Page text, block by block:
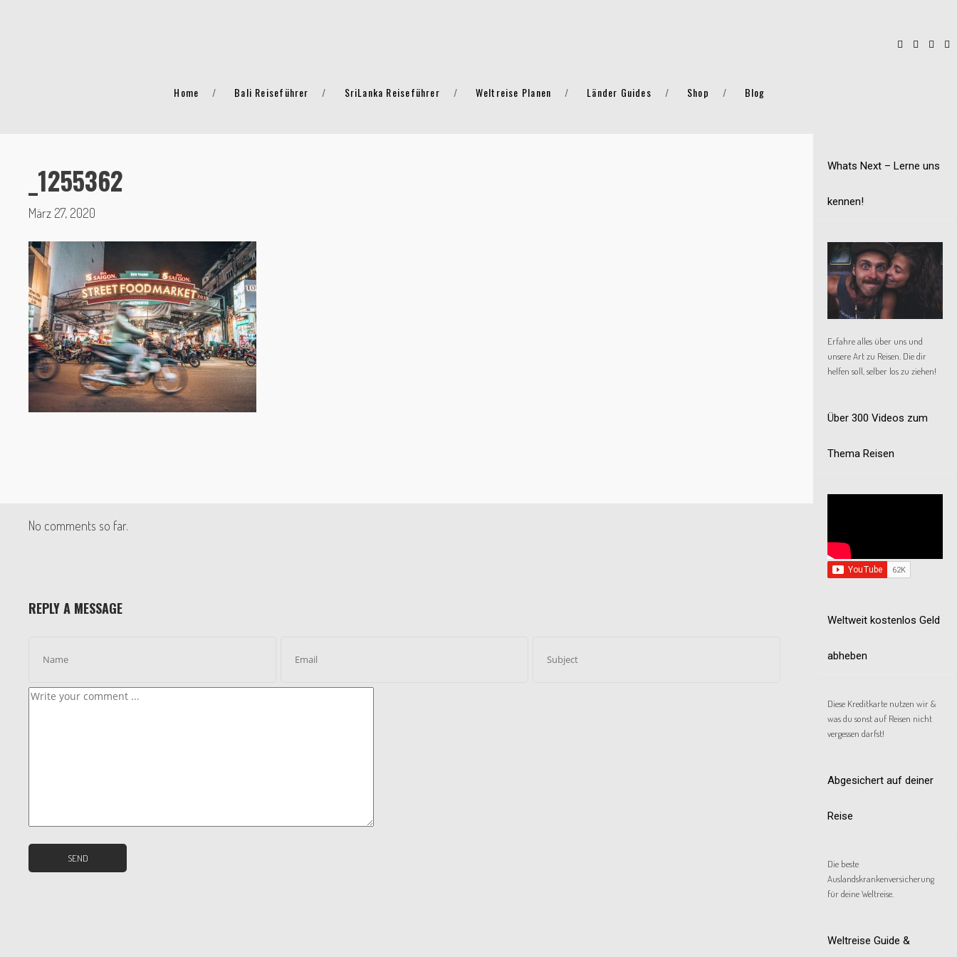
Home Bali Reiseführer SriLanka Reiseführer Weltreise Planen Länder Guides Shop Blog
_1255362
März 27, 2020
No comments so far.
REPLY A MESSAGE
Whats Next – Lerne uns
kennen!
Erfahre alles über uns und
unsere Art zu Reisen. Die dir
helfen soll, selber los zu ziehen!
Über 300 Videos zum
Thema Reisen
Weltweit kostenlos Geld
abheben
Diese Kreditkarte nutzen wir &
was du sonst auf Reisen nicht
vergessen darfst!
Abgesichert auf deiner
Reise
Die beste
Auslandskrankenversicherung
für deine Weltreise.
Weltreise Guide &